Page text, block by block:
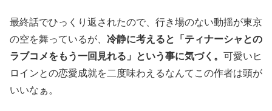
最終話でひっくり返されたので、行き場のない動揺が東京
の空を舞っているが、 冷静に考えると「ティナーシャとの
ラブコメをもう一回見れる」という事に気づく。 可愛いヒ
ロインとの恋愛成就を二度味わえるなんてこの作者は頭が
いいなぁ。